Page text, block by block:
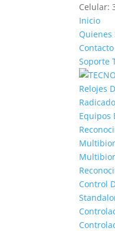
Celular:
Inicio
Quienes
Contacto
Soporte
Relojes
Equipos
Control